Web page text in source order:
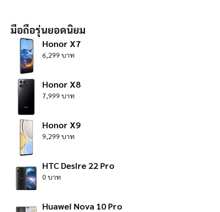
มือถือรุ่นยอดนิยม
Honor X7
6,299 บาท
Honor X8
7,999 บาท
Honor X9
9,299 บาท
HTC Desire 22 Pro
0 บาท
Huawei Nova 10 Pro